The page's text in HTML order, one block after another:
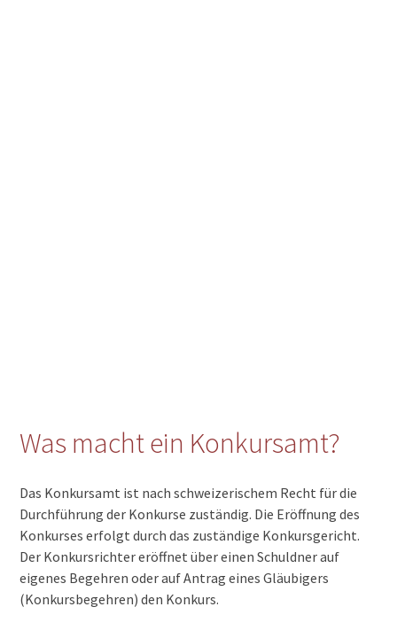
Was macht ein Konkursamt?
Das Konkursamt ist nach schweizerischem Recht für die
Durchführung der Konkurse zuständig. Die Eröffnung des
Konkurses erfolgt durch das zuständige Konkursgericht.
Der Konkursrichter eröffnet über einen Schuldner auf
eigenes Begehren oder auf Antrag eines Gläubigers
(Konkursbegehren) den Konkurs.